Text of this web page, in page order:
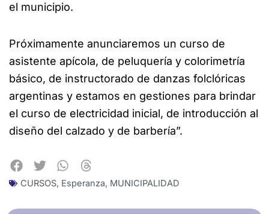
el municipio.
Próximamente anunciaremos un curso de
asistente apícola, de peluquería y colorimetría
básico, de instructorado de danzas folclóricas
argentinas y estamos en gestiones para brindar
el curso de electricidad inicial, de introducción al
diseño del calzado y de barbería”.
CURSOS, Esperanza, MUNICIPALIDAD